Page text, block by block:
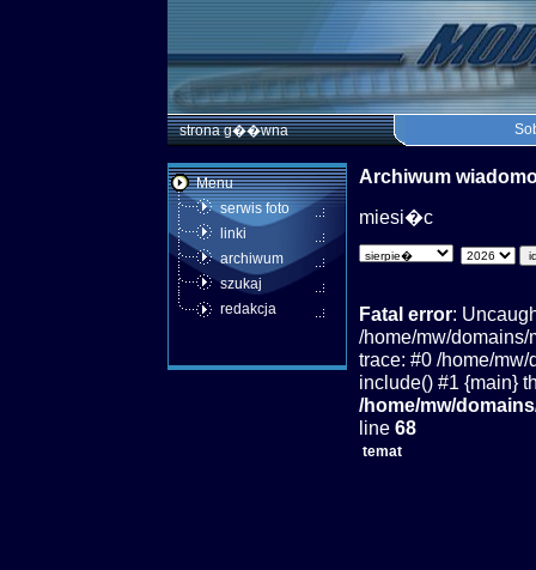
strona g��wna
Menu
serwis foto
linki
archiwum
szukaj
redakcja
Archiwum
miesi�c
Fatal error:
/home/mw/
trace: #0 /home/
include() #1 {main}
/home/mw/
line 68
temat